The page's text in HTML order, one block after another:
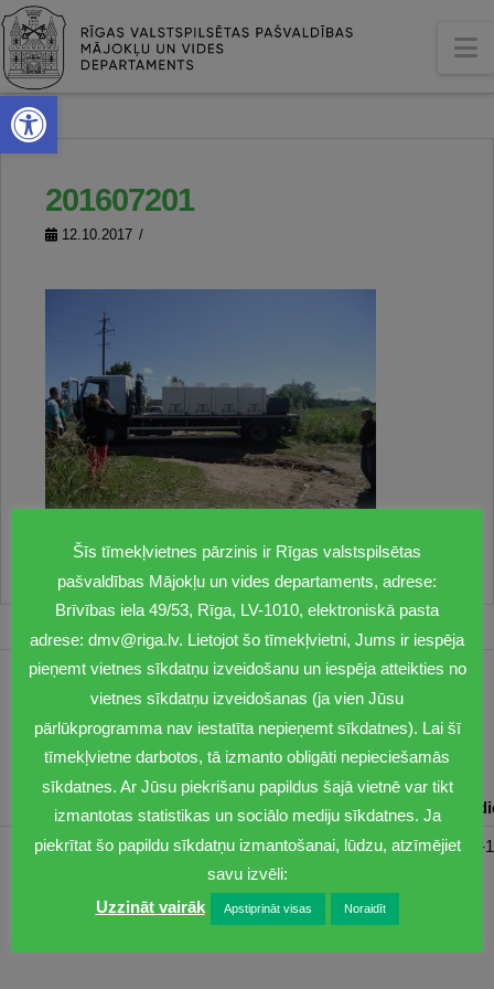
Open toolbar
201607201
12.10.2017
1201
dmv@riga.lv
Pirmdiena Otrdiena Trešdiena Ceturtdiena
08:30-17:00 08:00-17:00 08:00-17:00 08:00-17:00 08:00-
Šīs tīmekļvietnes pārzinis ir Rīgas valstspilsētas
pašvaldības Mājokļu un vides departaments, adrese:
Brīvības iela 49/53, Rīga, LV-1010, elektroniskā pasta
adrese: dmv@riga.lv. Lietojot šo tīmekļvietni, Jums ir iespēja
pieņemt vietnes sīkdatņu izveidošanu un iespēja atteikties no
vietnes sīkdatņu izveidošanas (ja vien Jūsu
pārlūkprogramma nav iestatīta nepieņemt sīkdatnes). Lai šī
tīmekļvietne darbotos, tā izmanto obligāti nepieciešamās
sīkdatnes. Ar Jūsu piekrišanu papildus šajā vietnē var tikt
izmantotas statistikas un sociālo mediju sīkdatnes. Ja
piekrītat šo papildu sīkdatņu izmantošanai, lūdzu, atzīmējiet
savu izvēli:
Uzzināt vairāk
Apstiprināt visas Noraidīt